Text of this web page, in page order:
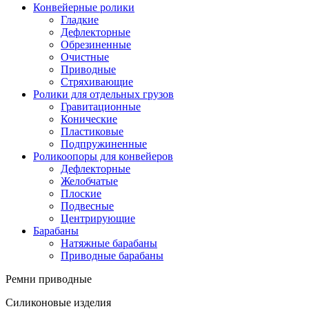
Конвейерные ролики
Гладкие
Дефлекторные
Обрезиненные
Очистные
Приводные
Стряхивающие
Ролики для отдельных грузов
Гравитационные
Конические
Пластиковые
Подпружиненные
Роликоопоры для конвейеров
Дефлекторные
Желобчатые
Плоские
Подвесные
Центрирующие
Барабаны
Натяжные барабаны
Приводные барабаны
Ремни приводные
Силиконовые изделия